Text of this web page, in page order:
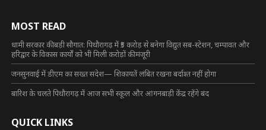
MOST READ
धामी सरकार की बड़ी सौगात: पिथौरागढ़ में ₹5 करोड़ से बनेगा विद्युत सब-स्टेशन, चम्पावत और
हरिद्वार के विकास कार्यों को भी मिली करोड़ों की मंजूरी
जनसुनवाई में डीएम का सख्त संदेश— शिकायतें लंबित रखना बर्दाश्त नहीं होगा
बारिश के चलते पिथौरागढ़ में आज सभी स्कूल और आंगनबाड़ी केंद्र रहेंगे बंद
QUICK LINKS